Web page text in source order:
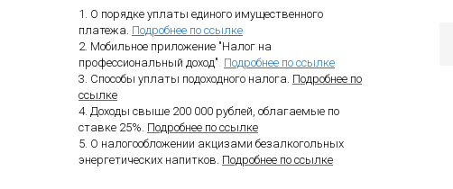
1. О порядке уплаты единого имущественного
платежа. Подробнее по ссылке
2. Мобильное приложение "Налог на
профессиональный доход". Подробнее по ссылке
3. Способы уплаты подоходного налога. Подробнее по
ссылке
4. Доходы свыше 200 000 рублей, облагаемые по
ставке 25%. Подробнее по ссылке
5. О налогообложении акцизами безалкогольных
энергетических напитков. Подробнее по ссылке